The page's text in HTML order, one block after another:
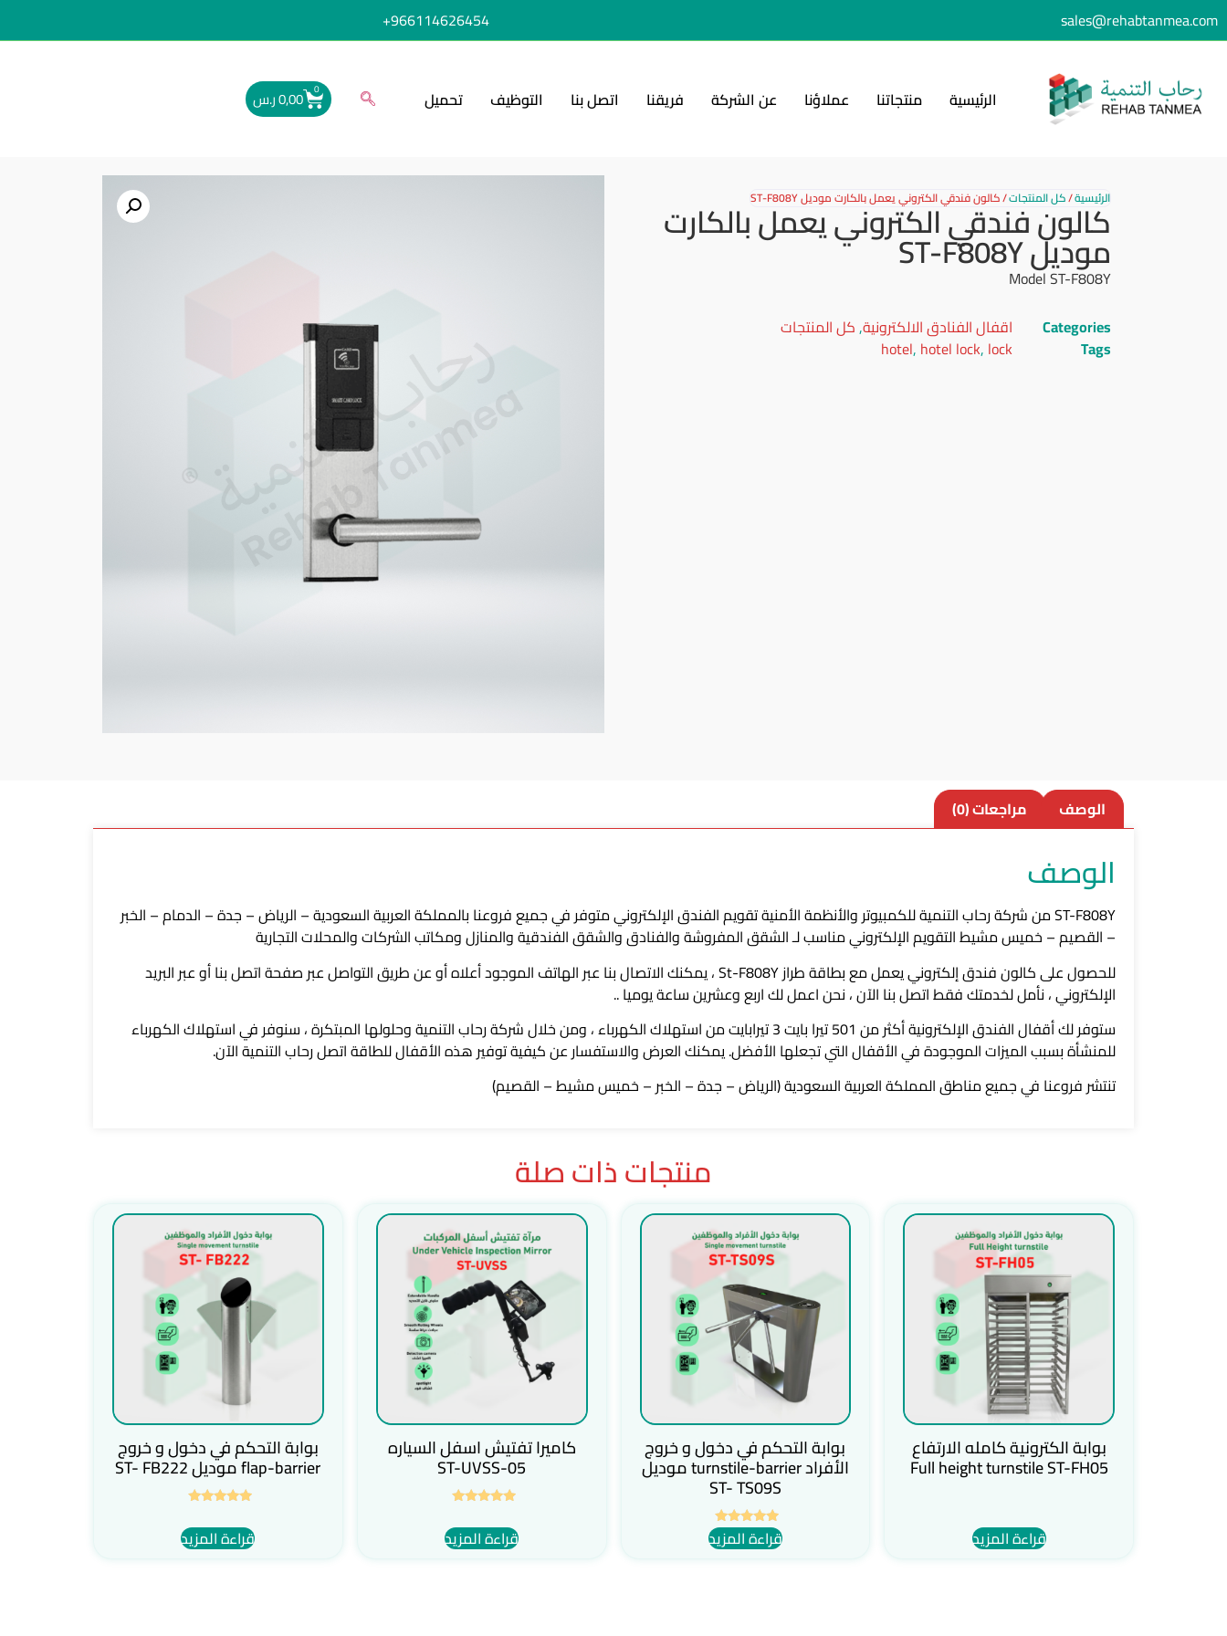
sales@rehabtanmea.com
966114626454+
الرئيسية منتجاتنا عملاؤنا عن الشركة فريقنا اتصل بنا التوظيف تحميل 0,00ر.س 0
الرئيسية/كل المنتجات/كالون فندقي الكتروني يعمل بالكارت موديل ST-F808Y
كالون فندقي الكتروني يعمل بالكارت
موديل ST-F808Y
Model ST-F808Y
Categories
اقفال الفنادق الالكترونية,كل المنتجات
Tags
hotel, hotel lock, lock
الوصف مراجعات (0)
الوصف
ST-F808Y من شركة رحاب التنمية للكمبيوتر والأنظمة الأمنية تقويم الفندق الإلكتروني متوفر في جميع فروعنا بالمملكة العربية السعودية – الرياض – جدة – الدمام – الخبر
– القصيم – خميس مشيط التقويم الإلكتروني مناسب لـ الشقق المفروشة والفنادق والشقق الفندقية والمنازل ومكاتب الشركات والمحلات التجارية
للحصول على كالون فندق إلكتروني يعمل مع بطاقة طراز St-F808Y ، يمكنك الاتصال بنا عبر الهاتف الموجود أعلاه أو عن طريق التواصل عبر صفحة اتصل بنا أو عبر البريد
الإلكتروني ، نأمل لخدمتك فقط اتصل بنا الآن ، نحن اعمل لك اربع وعشرين ساعة يوميا ..
ستوفر لك أقفال الفندق الإلكترونية أكثر من 501 تيرا بايت 3 تيرابايت من استهلاك الكهرباء ، ومن خلال شركة رحاب التنمية وحلولها المبتكرة ، سنوفر في استهلاك الكهرباء
للمنشأة بسبب الميزات الموجودة في الأقفال التي تجعلها الأفضل. يمكنك العرض والاستفسار عن كيفية توفير هذه الأقفال للطاقة اتصل رحاب التنمية الآن.
تنتشر فروعنا في جميع مناطق المملكة العربية السعودية (الرياض – جدة – الخبر – خميس مشيط – القصيم)
منتجات ذات صلة
بوابة الكترونية كامله الارتفاع
Full height turnstile ST-FH05
قراءة المزيد
بوابة التحكم في دخول و خروج
الأفراد turnstile-barrier موديل
ST- TS09S
تم التقييم
5.00
قراءة المزيد
كاميرا تفتيش اسفل السياره
ST-UVSS-05
5.00
من 5
قراءة المزيد
بوابة التحكم في دخول و خروج
flap-barrier موديل ST- FB222
5.00
من 5
قراءة المزيد